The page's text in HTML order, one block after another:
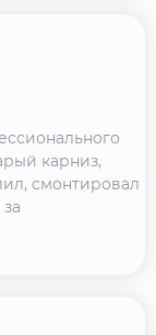
карниз,
смонтировал